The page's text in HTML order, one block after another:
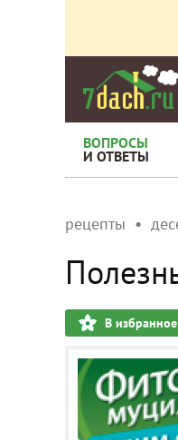
ВОПРОСЫ
И ОТВЕТЫ
рецепты
В